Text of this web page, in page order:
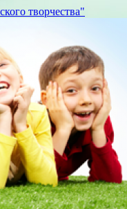
творчества"